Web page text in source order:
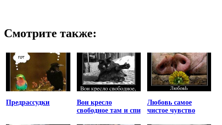
Смотрите также:
Предрассудки
Вон кресло
свободное там и спи
Любовь самое
чистое чувство